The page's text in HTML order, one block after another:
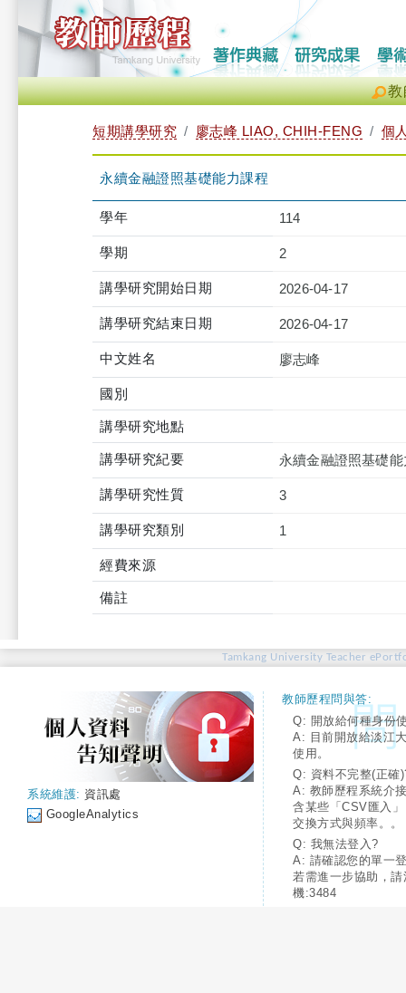
教
短期講學研究 廖志峰 LIAO, CHIH-FENG 個
永續金融證照基礎能力課程
學年 114
學期 2
講學研究開始日期 2026-04-17
講學研究結束日期 2026-04-17
中文姓名 廖志峰
國別
講學研究地點
講學研究紀要 永續金融證照基礎
講學研究性質 3
講學研究類別 1
經費來源
備註
Tamkang University Teacher
系統維護: 資訊處
GoogleAnalytics
教師歷程問與答:
Q: 開放給何種身份
A: 目前開放給淡江
使用。
Q: 資料不完整(正確
A: 教師歷程系統介
含某些「CSV匯入
交換方式與頻率。。
Q: 我無法登入?
A: 請確認您的單一
若需進一步協助，
機:3484